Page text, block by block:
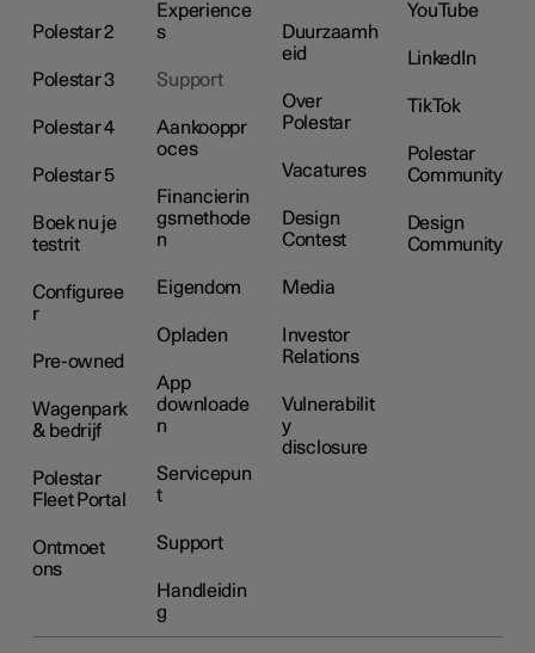
Polestar 2
Polestar 3
Polestar 4
Polestar 5
Boek nu je
testrit
Configuree
r
Pre-owned
Wagenpark
& bedrijf
Polestar
Fleet Portal
Ontmoet
ons
Experience
s
Support
Aankooppr
oces
Financierin
gsmethode
n
Eigendom
Opladen
App
downloade
n
Servicepun
t
Support
Handleidin
g
Duurzaamh
eid
Over
Polestar
Vacatures
Design
Contest
Media
Investor
Relations
Vulnerabilit
y
disclosure
YouTube
LinkedIn
TikTok
Polestar
Community
Design
Community